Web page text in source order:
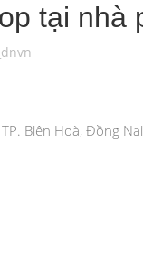
tại nhà
Biên Hoà, Đồng